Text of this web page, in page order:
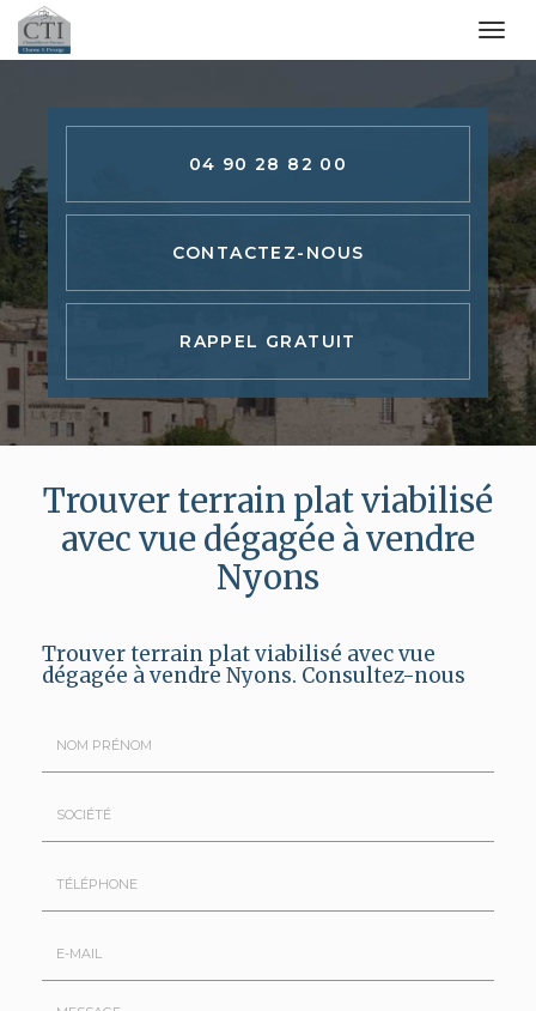
principal
04 90 28 82 00
CONTACTEZ- NOUS
RAPPEL GRATUIT
Trouver terrain plat viabilisé
avec vue dégagée à vendre
Nyons
Trouver terrain plat viabilisé avec vue
dégagée à vendre Nyons. Consultez-nous